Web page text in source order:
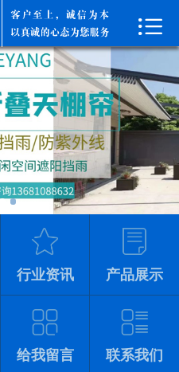
 首页
公司简介
产品展示
留言反馈
联系我们

行业资讯 产品展示
给我留言 联系我们